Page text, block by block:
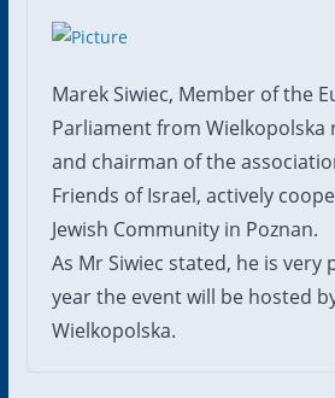
Marek Siwiec, Member of the
Parliament from Wielkopolska
and chairman of the
Friends of Israel, actively
Jewish Community in Poznan.
As Mr Siwiec stated, he is
year the event will be hosted
Wielkopolska.